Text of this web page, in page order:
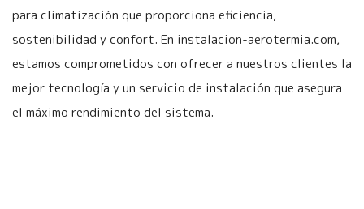
para climatización que proporciona eficiencia,
sostenibilidad y confort. En instalacion-aerotermia.com,
estamos comprometidos con ofrecer a nuestros clientes la
mejor tecnología y un servicio de instalación que asegura
el máximo rendimiento del sistema.